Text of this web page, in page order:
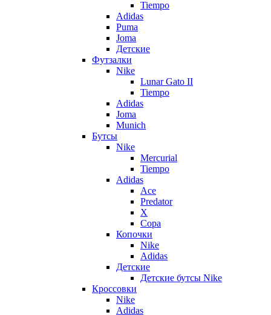
Tiempo
Adidas
Puma
Joma
Детские
Футзалки
Nike
Lunar Gato II
Tiempo
Adidas
Joma
Munich
Бутсы
Nike
Mercurial
Tiempo
Adidas
Ace
Predator
X
Copa
Копочки
Nike
Adidas
Детские
Детские бутсы Nike
Кроссовки
Nike
Adidas